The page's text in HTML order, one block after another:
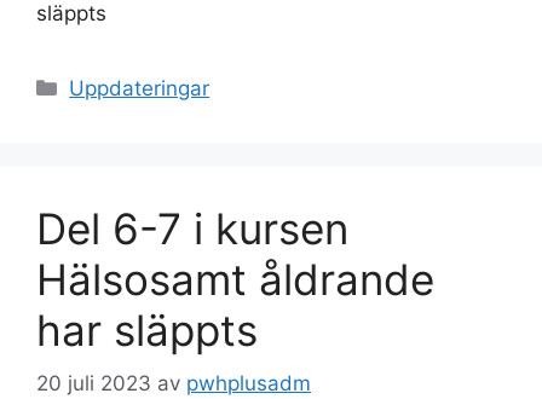
släppts
Kategorier
Uppdateringar
Del 6-7 i kursen
Hälsosamt åldrande
har släppts
20 juli 2023 av pwhplusadm